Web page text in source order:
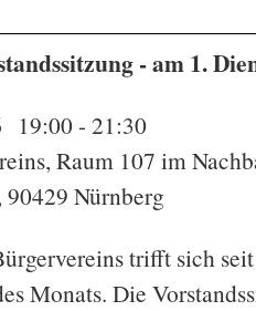
- am 1.
19:00- 21:30
Raum 107 im
Nürnberg
trifft sich
Monats. Die